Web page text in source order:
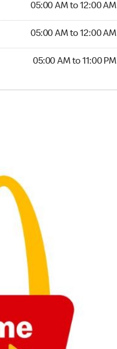
05:00 AM to 12:00 AM
05:00 AM to 12:00 AM
05:00 AM to 11:00 PM